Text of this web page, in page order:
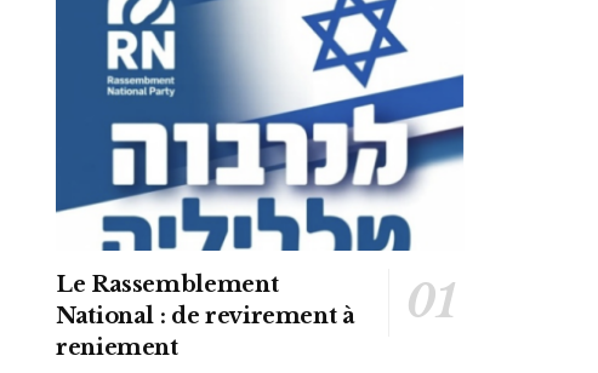
Le Rassemblement
National : de revirement à
reniement